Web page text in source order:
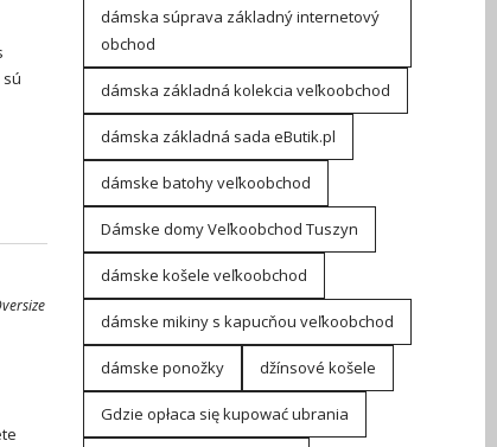
dámska súprava základný internetový
obchod
dámska základná kolekcia veľkoobchod
dámska základná sada eButik.pl
dámske batohy veľkoobchod
Dámske domy Veľkoobchod Tuszyn
dámske košele veľkoobchod
dámske mikiny s kapucňou veľkoobchod
dámske ponožky džínsové košele
Gdzie opłaca się kupować ubrania